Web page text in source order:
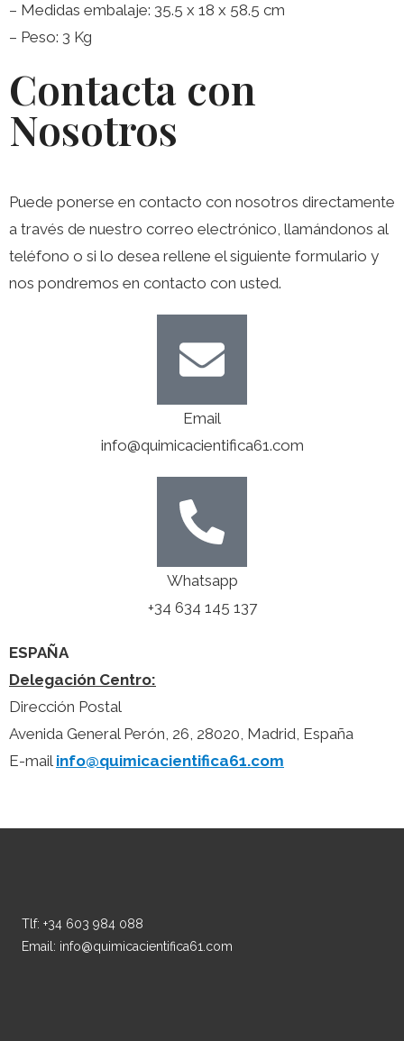
– Medidas embalaje: 35.5 x 18 x 58.5 cm
– Peso: 3 Kg
Contacta con
Nosotros
Puede ponerse en contacto con nosotros directamente
a través de nuestro correo electrónico, llamándonos al
teléfono o si lo desea rellene el siguiente formulario y
nos pondremos en contacto con usted.
Email
info@quimicacientifica61.com
Whatsapp
+34 634 145 137
ESPAÑA
Delegación Centro:
Dirección Postal
Avenida General Perón, 26, 28020, Madrid, España
E-mail info@quimicacientifica61.com
Tlf: +34 603 984 088
Email: info@quimicacientifica61.com